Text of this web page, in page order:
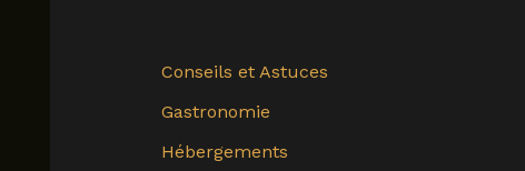
Conseils et Astuces
Gastronomie
Hébergements